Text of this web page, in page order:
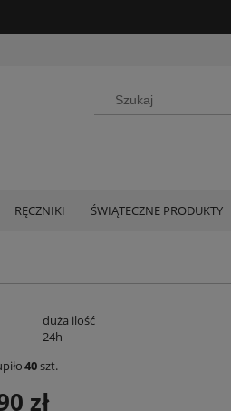
RĘCZNIKI ŚWIĄTECZNE PRODUKTY
duża ilość
24h
40szt.
zł